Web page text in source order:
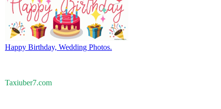
Happy Birthday, Wedding Photos.
Taxiuber7.com